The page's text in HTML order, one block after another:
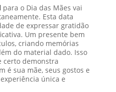
para o Dia das Mães vai
Esta data
de expressar gratidão
Um presente bem
criando memórias
do material dado. Isso
certo demonstra
é sua mãe, seus gostos e
única e